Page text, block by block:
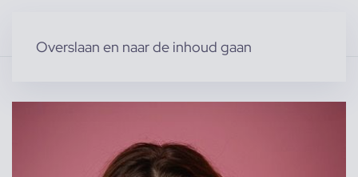
Overslaan en naar de inhoud gaan